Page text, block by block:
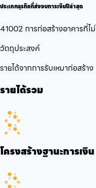
ประเภทธุรกิจที่ส่งงบการเงินปีล่าสุด
41002 การก่อสร้างอาคารที่ไ
วัตถุประสงค์
รายได้จากการรับเหมาก่อสร้าง
รายได้รวม
โครงสร้างฐานะการเงิน